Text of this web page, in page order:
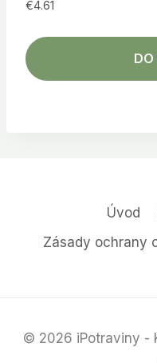
€4.61
DO
Úvod
Zásady ochrany
© 2026 iPotraviny -